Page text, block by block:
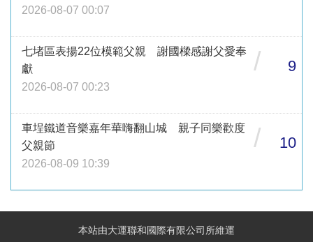
2026-08-07 00:07
七堵區表揚22位模範父親 謝國樑感謝父愛奉
獻
2026-08-07 00:23
/ 9
車埕鐵道音樂嘉年華嗨翻山城 親子同樂歡度
父親節
2026-08-09 10:39
/ 10
本站由大運聯和國際有限公司所維運